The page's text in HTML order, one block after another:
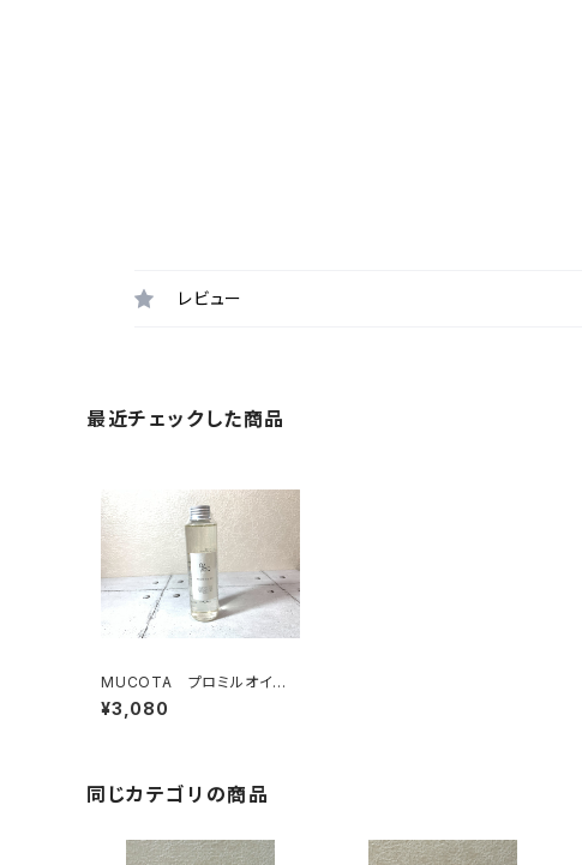
レビュー
最近チェックした商品
MUCOTA プロミルオイル 1
50ml 【ヘアオイル】
¥3,080
同じカテゴリの商品